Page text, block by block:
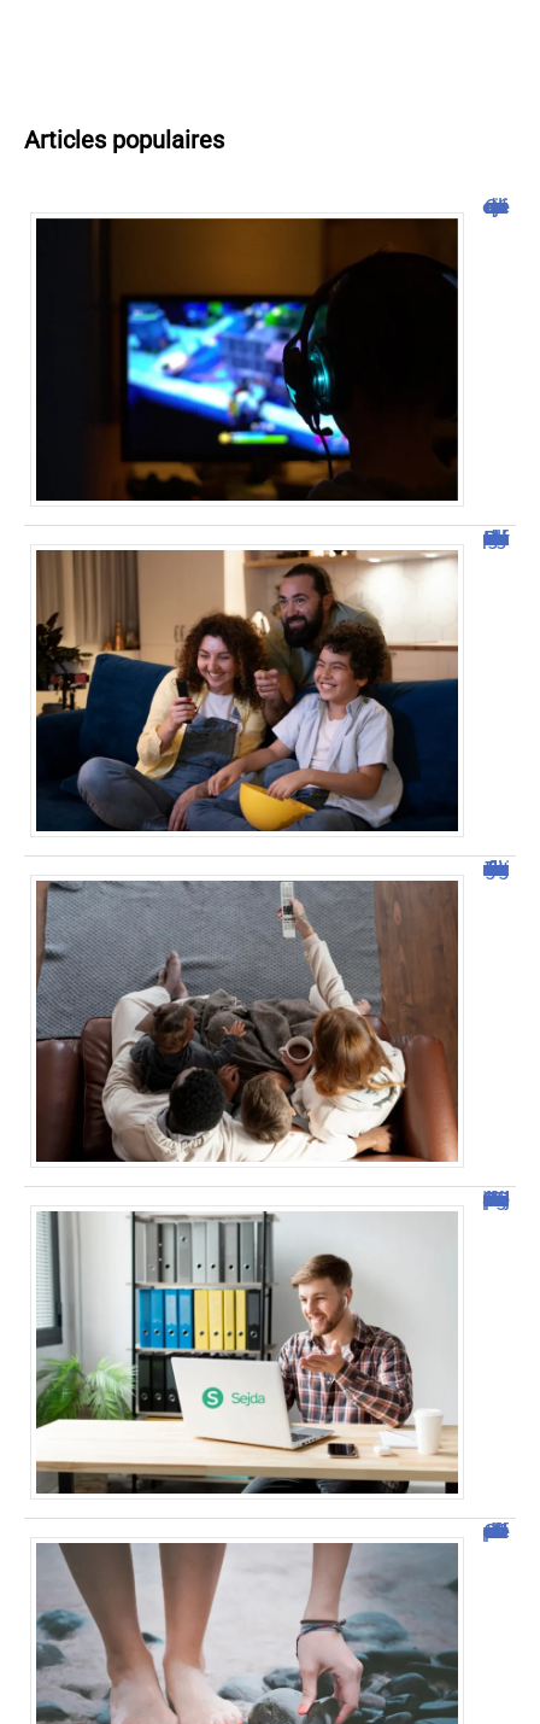
Articles populaires
Cliquojeux : découverte et avis
Découvrez Domgrav : la nouvelle plateforme de streaming
Tout savoir sur malgrim.com : fonctionnalités et avantages
Sejda : l’outil idéal pour manipuler vos PDF en ligne
Comment vendre des photos de ses pieds efficacement ?